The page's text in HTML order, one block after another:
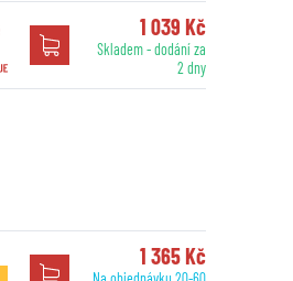
1 039 Kč
Skladem - dodání za
2 dny
1 365 Kč